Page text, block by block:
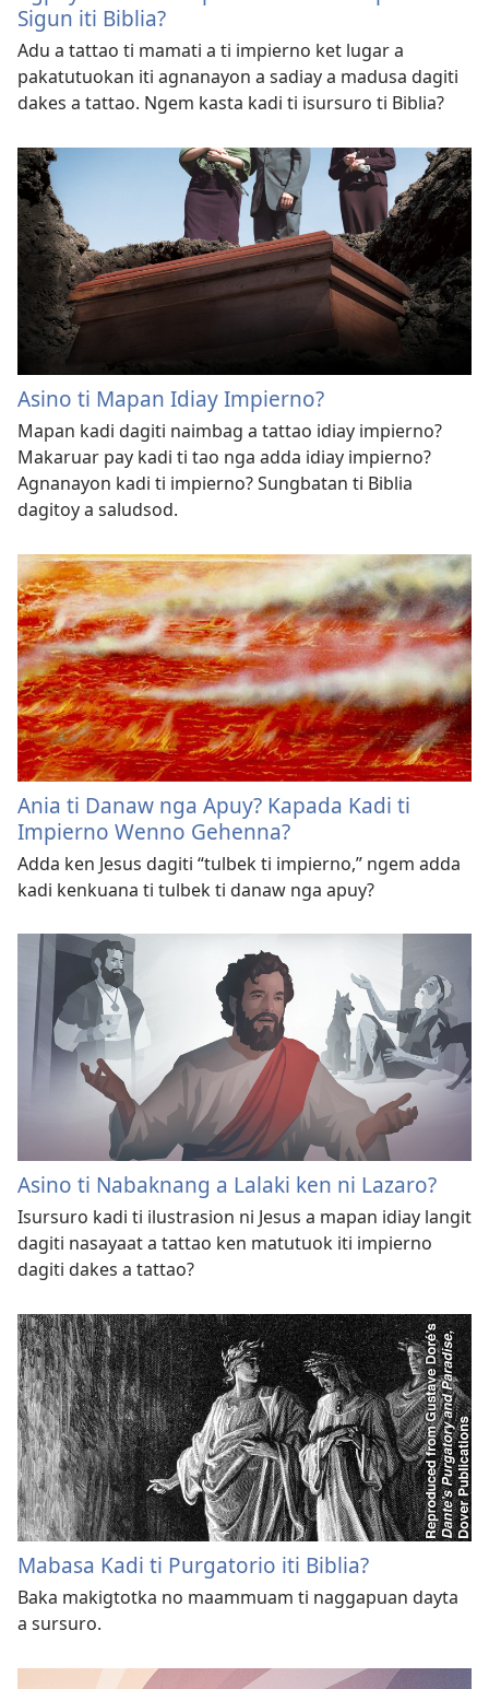
Sigun iti Biblia?
Adu a tattao ti mamati a ti impierno ket lugar a
pakatutuokan iti agnanayon a sadiay a madusa dagiti
dakes a tattao. Ngem kasta kadi ti isursuro ti Biblia?
Asino ti Mapan Idiay Impierno?
Mapan kadi dagiti naimbag a tattao idiay impierno?
Makaruar pay kadi ti tao nga adda idiay impierno?
Agnanayon kadi ti impierno? Sungbatan ti Biblia
dagitoy a saludsod.
Ania ti Danaw nga Apuy? Kapada Kadi ti
Impierno Wenno Gehenna?
Adda ken Jesus dagiti “tulbek ti impierno,” ngem adda
kadi kenkuana ti tulbek ti danaw nga apuy?
Asino ti Nabaknang a Lalaki ken ni Lazaro?
Isursuro kadi ti ilustrasion ni Jesus a mapan idiay langit
dagiti nasayaat a tattao ken matutuok iti impierno
dagiti dakes a tattao?
Mabasa Kadi ti Purgatorio iti Biblia?
Baka makigtotka no maammuam ti naggapuan dayta
a sursuro.